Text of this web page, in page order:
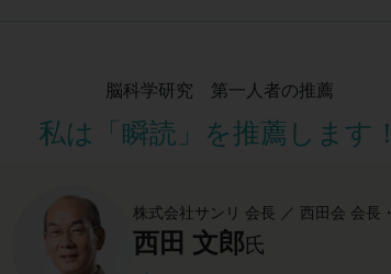
脳科学研究 第一人者の推薦
私は「瞬読」を推薦します！
株式会社サンリ 会長 ／ 西田会 会長
西田 文郎氏